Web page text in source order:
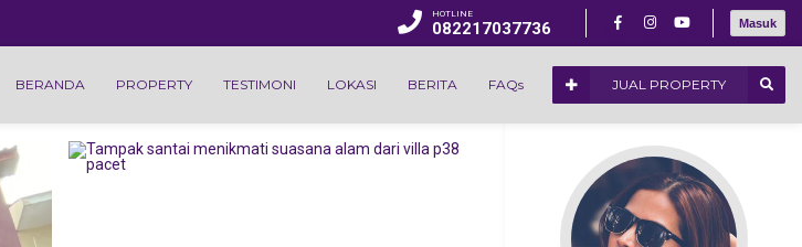
HOTLINE
082217037736 Masuk
JUAL PROPERTY
BERANDA PROPERTY TESTIMONI LOKASI BERITA FAQs